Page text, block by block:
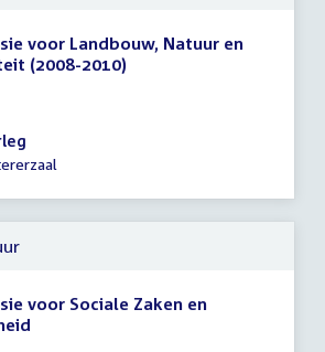
voor Landbouw, Natuur en
(2008-2010)
voor Sociale Zaken en